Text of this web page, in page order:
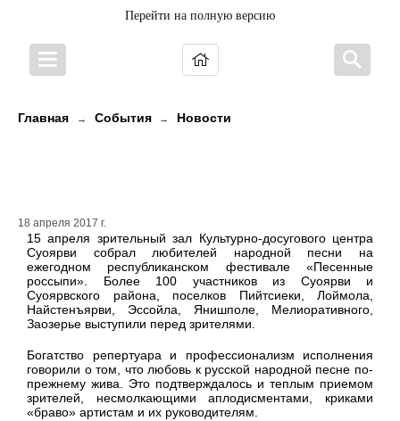
Перейти на полную версию
Главная → События → Новости
18 апреля 2017 г.
15 апреля зрительный зал Культурно-досугового центра
Суоярви собрал любителей народной песни на
ежегодном республиканском фестивале «Песенные
россыпи». Более 100 участников из Суоярви и
Суоярвского района, поселков Пийтсиеки, Лоймола,
Найстенъярви, Эссойла, Янишполе, Мелиоративного,
Заозерье выступили перед зрителями.
Богатство репертуара и профессионализм исполнения
говорили о том, что любовь к русской народной песне по-
прежнему жива. Это подтверждалось и теплым приемом
зрителей, несмолкающими аплодисментами, криками
«браво» артистам и их руководителям.